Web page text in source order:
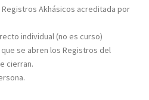
Registros Akhásicos acreditada por
individual (no es curso)
se abren los Registros del
cierran.